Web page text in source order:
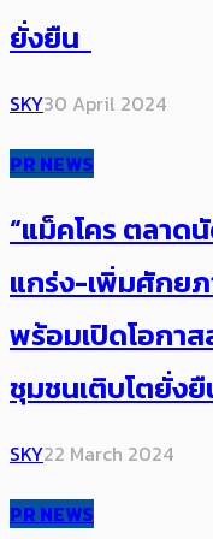
ยั่งยืน
SKY30 April 2024
PR NEWS
“แม็คโคร ตลาด
แกร่ง-เพิ่มศักย
พร้อมเปิดโอกา
ชุมชนเติบโตยั่ง
SKY22 March 2024
PR NEWS